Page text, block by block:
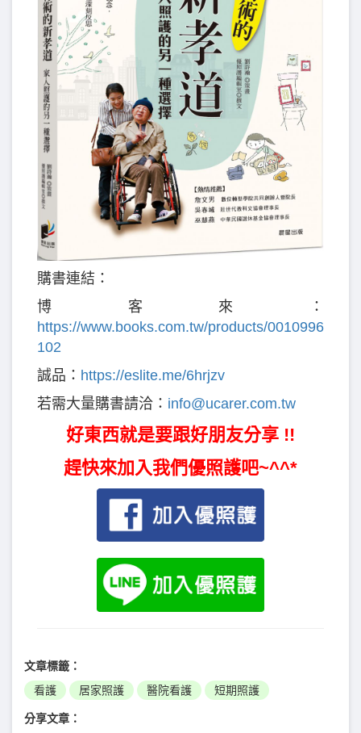
購書連結：
博客來：
https://www.books.com.tw/products/0010996
102
誠品： https://eslite.me/6hrjzv
若需大量購書請洽： info@ucarer.com.tw
好東西就是要跟好朋友分享 !!
趕快來加入我們優照護吧~^^*
文章標籤：
看護
居家照護 醫院看護 短期照護
分享文章：